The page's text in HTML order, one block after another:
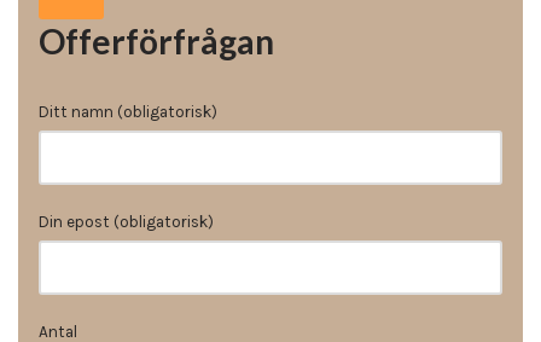
Offerförfrågan
Ditt namn (obligatorisk)
Din epost (obligatorisk)
Antal